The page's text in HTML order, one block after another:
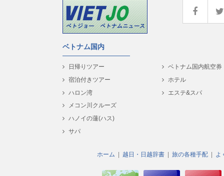
ベトナム国内
日帰りツアー
宿泊付きツアー
ハロン湾
メコン川クルーズ
ハノイの蓮(ハス)
サパ
ベトナム国内航空券
ホテル
エステ&スパ
ホーム 越日・日越辞書 旅の各種手配 よ